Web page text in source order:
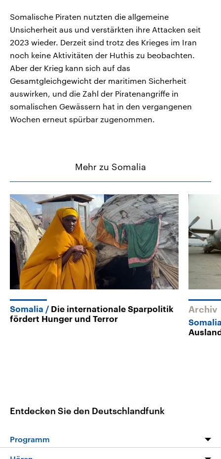
Somalische Piraten nutzten die allgemeine
Unsicherheit aus und verstärkten ihre Attacken seit
2023 wieder. Derzeit sind trotz des Krieges im Iran
noch keine Aktivitäten der Huthis zu beobachten.
Aber der Krieg kann sich auf das
Gesamtgleichgewicht der maritimen Sicherheit
auswirken, und die Zahl der Piratenangriffe in
somalischen Gewässern hat in den vergangenen
Wochen erneut spürbar zugenommen.
Mehr zu Somalia
Somalia
Die internationale Sparpolitik
fördert Hunger und Terror
Archiv
Entdecken Sie den Deutschlandfunk
Programm
Programm